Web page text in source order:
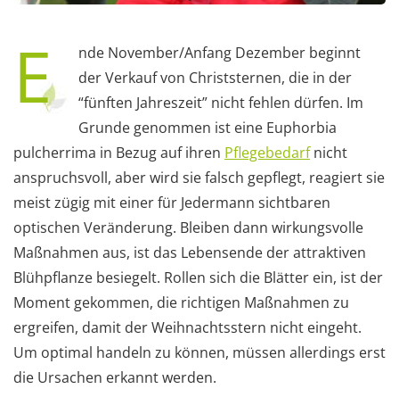
E
nde November/Anfang Dezember beginnt
der Verkauf von Christsternen, die in der
“fünften Jahreszeit” nicht fehlen dürfen. Im
Grunde genommen ist eine Euphorbia
pulcherrima in Bezug auf ihren Pflegebedarfnicht
anspruchsvoll, aber wird sie falsch gepflegt, reagiert sie
meist zügig mit einer für Jedermann sichtbaren
optischen Veränderung. Bleiben dann wirkungsvolle
Maßnahmen aus, ist das Lebensende der attraktiven
Blühpflanze besiegelt. Rollen sich die Blätter ein, ist der
Moment gekommen, die richtigen Maßnahmen zu
ergreifen, damit der Weihnachtsstern nicht eingeht.
Um optimal handeln zu können, müssen allerdings erst
die Ursachen erkannt werden.